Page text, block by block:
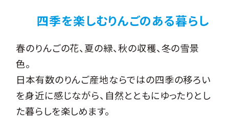
四季を楽しむりんごのある暮らし
春のりんごの花、夏の緑、秋の収穫、冬の雪景
色。
日本有数のりんご産地ならではの四季の移ろい
を身近に感じながら、自然とともにゆったりとし
た暮らしを楽しめます。